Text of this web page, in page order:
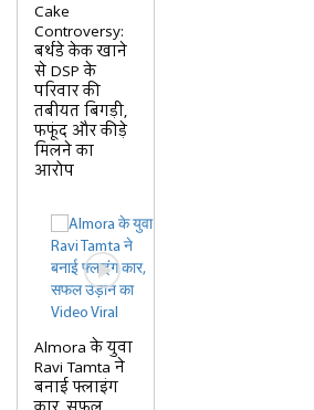
Cake
Controversy:
बर्थडे केक खाने
से DSP के
परिवार की
तबीयत बिगड़ी,
फफूंद और कीड़े
मिलने का
आरोप
Almora के युवा
Ravi Tamta ने
बनाई फ्लाइंग